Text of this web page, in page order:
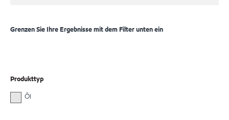
Grenzen Sie Ihre Ergebnisse mit dem Filter unten ein
Produkttyp
Öl